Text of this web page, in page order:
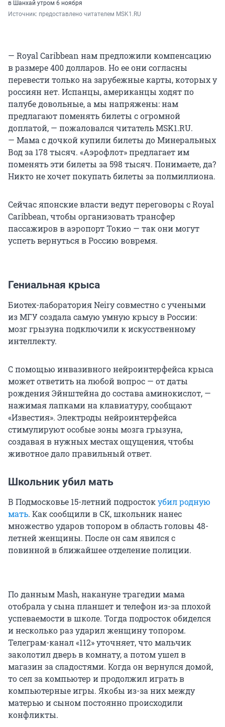
в Шанхай утром 6 ноября
Источник: предоставлено читателем MSK1.RU
— Royal Caribbean нам предложили компенсацию
в размере 400 долларов. Но ее они согласны
перевести только на зарубежные карты, которых у
россиян нет. Испанцы, американцы ходят по
палубе довольные, а мы напряжены: нам
предлагают поменять билеты с огромной
доплатой, — пожаловался читатель MSK1.RU.
— Мама с дочкой купили билеты до Минеральных
Вод за 178 тысяч. «Аэрофлот» предлагает им
поменять эти билеты за 598 тысяч. Понимаете, да?
Никто не хочет покупать билеты за полмиллиона.
Сейчас японские власти ведут переговоры с Royal
Caribbean, чтобы организовать трансфер
пассажиров в аэропорт Токио — так они могут
успеть вернуться в Россию вовремя.
Гениальная крыса
Биотех-лаборатория Neiry совместно с учеными
из МГУ создала самую умную крысу в России:
мозг грызуна подключили к искусственному
интеллекту.
С помощью инвазивного нейроинтерфейса крыса
может ответить на любой вопрос — от даты
рождения Эйнштейна до состава аминокислот, —
нажимая лапками на клавиатуру, сообщают
«Известия». Электроды нейроинтерфейса
стимулируют особые зоны мозга грызуна,
создавая в нужных местах ощущения, чтобы
животное дало правильный ответ.
Школьник убил мать
В Подмосковье 15-летний подростокубил родную
мать. Как сообщили в СК, школьник нанес
множество ударов топором в область головы 48-
летней женщины. После он сам явился с
повинной в ближайшее отделение полиции.
По данным Mash, накануне трагедии мама
отобрала у сына планшет и телефон из-за плохой
успеваемости в школе. Тогда подросток обиделся
и несколько раз ударил женщину топором.
Телеграм-канал «112» уточняет, что мальчик
заколотил дверь в комнату, а потом ушел в
магазин за сладостями. Когда он вернулся домой,
то сел за компьютер и продолжил играть в
компьютерные игры. Якобы из-за них между
матерью и сыном постоянно происходили
конфликты.